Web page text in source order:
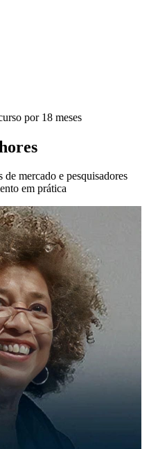
por 18 meses
mercado e pesquisadores
em prática